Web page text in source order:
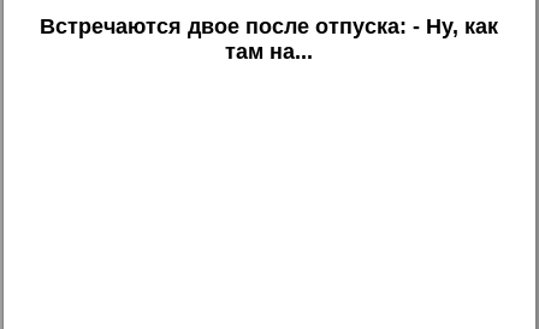
Встречаются двое после отпуска: - Ну, как
там на...